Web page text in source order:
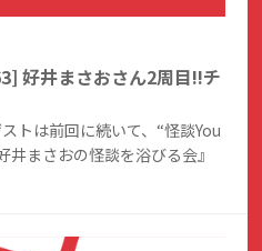
好井まさおさん2周目!!チ
トは前回に続いて、“怪談You
まさおの怪談を浴びる会』